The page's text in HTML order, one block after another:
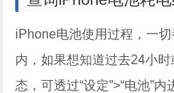
iPhone电池使用过程，一
内，如果想知道过去24小
态，可透过“设定”>“电池”内